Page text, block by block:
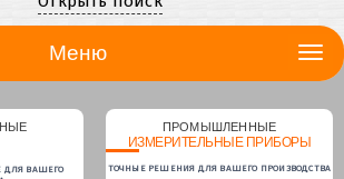
Меню
ДЛЯ ВАШЕГО
ПРОМЫШЛЕННЫЕ
ИЗМЕРИТЕЛЬНЫЕ ПРИБОРЫ
ТОЧНЫЕ РЕШЕНИЯ ДЛЯ ВАШЕГО ПРОИЗВОДСТВА